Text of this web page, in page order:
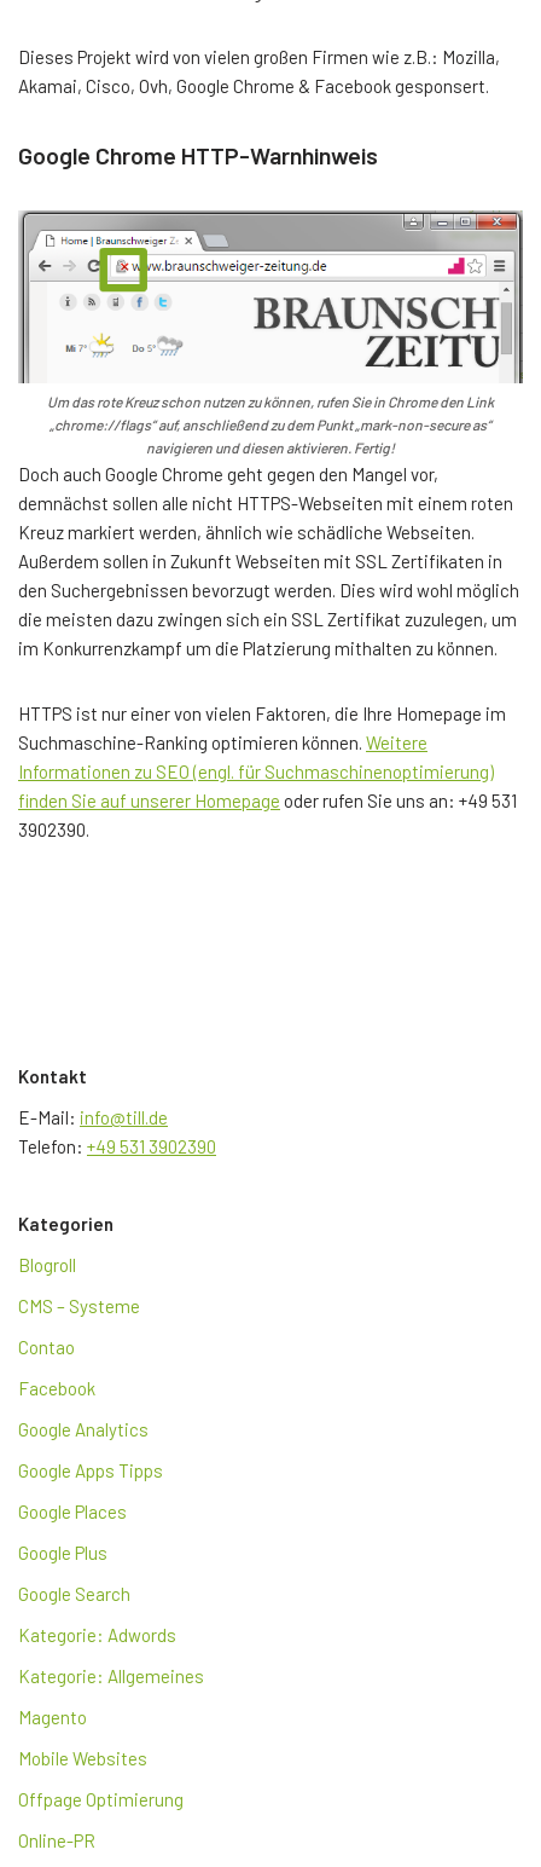
Dieses Projekt wird von vielen großen Firmen wie z.B.: Mozilla,
Akamai, Cisco, Ovh, Google Chrome & Facebook gesponsert.
Google Chrome HTTP-Warnhinweis
Um das rote Kreuz schon nutzen zu können, rufen Sie in Chrome den Link
„chrome://flags“ auf, anschließend zu dem Punkt „mark-non-secure as“
navigieren und diesen aktivieren. Fertig!
Doch auch Google Chrome geht gegen den Mangel vor,
demnächst sollen alle nicht HTTPS-Webseiten mit einem roten
Kreuz markiert werden, ähnlich wie schädliche Webseiten.
Außerdem sollen in Zukunft Webseiten mit SSL Zertifikaten in
den Suchergebnissen bevorzugt werden. Dies wird wohl möglich
die meisten dazu zwingen sich ein SSL Zertifikat zuzulegen, um
im Konkurrenzkampf um die Platzierung mithalten zu können.
HTTPS ist nur einer von vielen Faktoren, die Ihre Homepage im
Suchmaschine-Ranking optimieren können. Weitere
Informationen zu SEO (engl. für Suchmaschinenoptimierung)
finden Sie auf unserer Homepage oder rufen Sie uns an: +49 531
3902390.
Kontakt
E-Mail: info@till.de
Telefon: +49 531 3902390
Kategorien
Blogroll
CMS – Systeme
Contao
Facebook
Google Analytics
Google Apps Tipps
Google Places
Google Plus
Google Search
Kategorie: Adwords
Kategorie: Allgemeines
Magento
Mobile Websites
Offpage Optimierung
Online-PR